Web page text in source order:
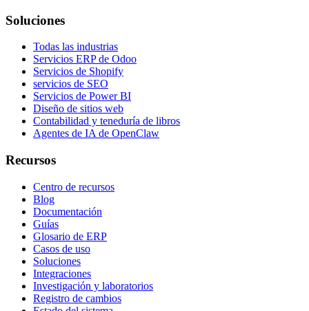
Soluciones
Todas las industrias
Servicios ERP de Odoo
Servicios de Shopify
servicios de SEO
Servicios de Power BI
Diseño de sitios web
Contabilidad y teneduría de libros
Agentes de IA de OpenClaw
Recursos
Centro de recursos
Blog
Documentación
Guías
Glosario de ERP
Casos de uso
Soluciones
Integraciones
Investigación y laboratorios
Registro de cambios